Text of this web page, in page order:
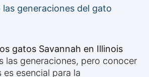
generaciones del gato
gatos Savannah en Illinois
las generaciones, pero conocer
es esencial para la